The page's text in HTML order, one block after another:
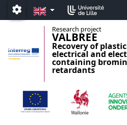
Accéder au menu principal
Accéder au contenu
Paramétrage
EN
Research project
VALBREE
Recovery of
electrical and
containing
retardants